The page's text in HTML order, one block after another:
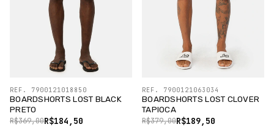
BOARDSHORTS LOST BLACK
PRETO
R$184,50
R$369,00
REF. 7900121018850
BOARDSHORTS LOST CLOVER
TAPIOCA
R$189,50
R$379,00
REF. 7900121063034